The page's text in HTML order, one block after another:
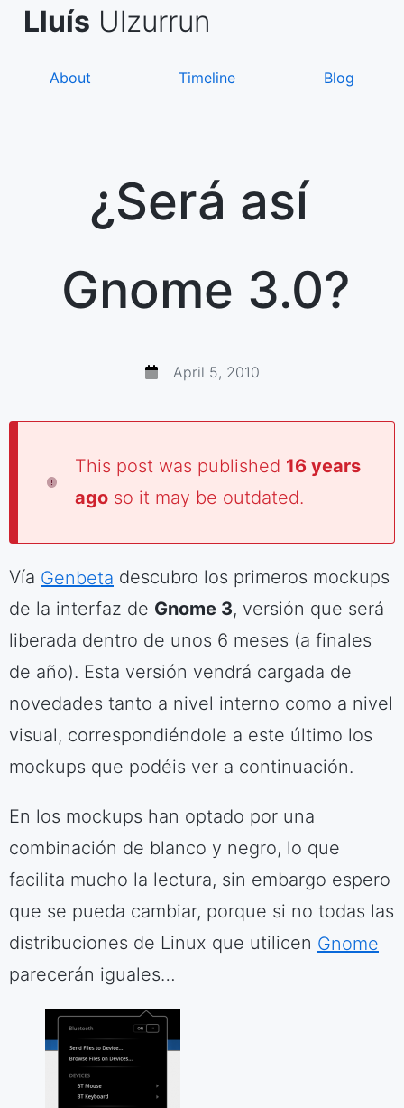
SkipLluís Ulzurrun
About Timeline Blog
¿Será así
Gnome 3.0?
April 5, 2010
This post was published 16 years
ago so it may be outdated.
Vía Genbeta descubro los primeros mockups
de la interfaz de Gnome 3, versión que será
liberada dentro de unos 6 meses (a finales
de año). Esta versión vendrá cargada de
novedades tanto a nivel interno como a nivel
visual, correspondiéndole a este último los
mockups que podéis ver a continuación.
En los mockups han optado por una
combinación de blanco y negro, lo que
facilita mucho la lectura, sin embargo espero
que se pueda cambiar, porque si no todas las
distribuciones de Linux que utilicen Gnome
parecerán iguales…